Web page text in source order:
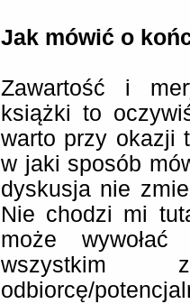
Jak mówić o
Zawartość i
książki to
warto przy okazji
w jaki sposób
dyskusja nie
Nie chodzi mi
może
wszystkim
odbiorcę/